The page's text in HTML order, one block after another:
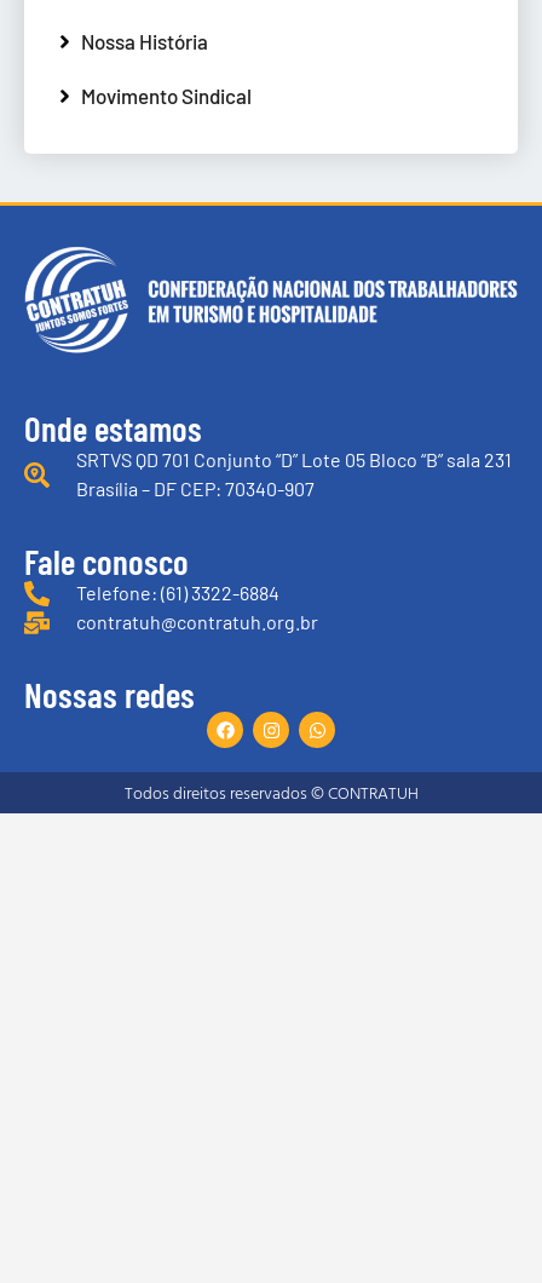
Nossa História
Movimento Sindical
Onde estamos
SRTVS QD 701 Conjunto “D” Lote 05 Bloco “B” sala 231
Brasília – DF CEP: 70340-907
Fale conosco
Telefone: (61) 3322-6884
contratuh@contratuh.org.br
Nossas redes
Todos direitos reservados © CONTRATUH